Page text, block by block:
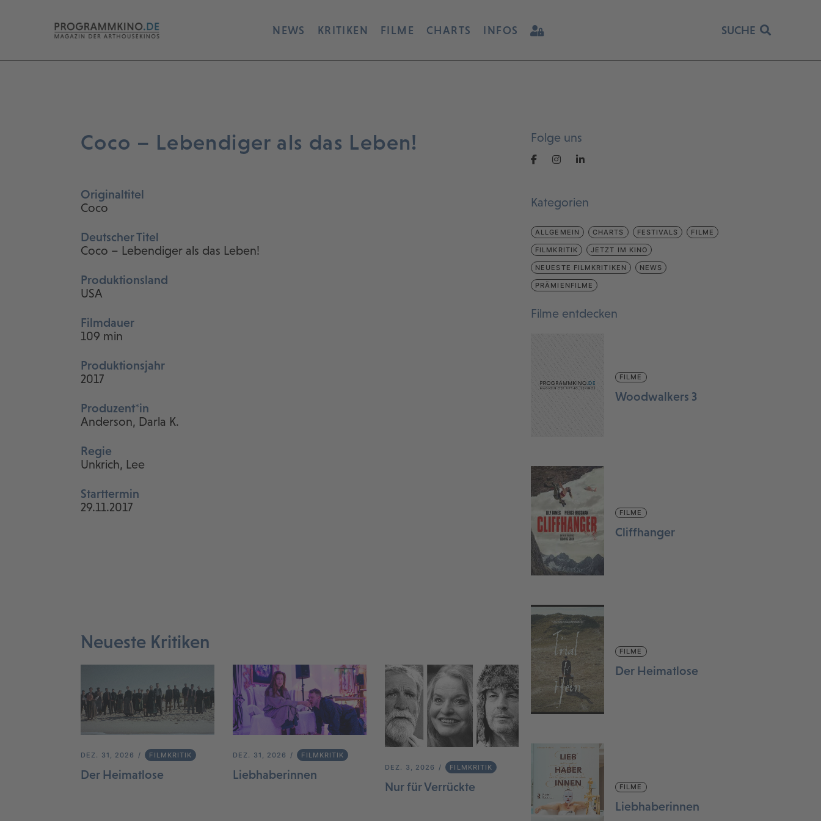
NEWS KRITIKEN FILME CHARTS INFOS SUCHE
Coco – Lebendiger als das Leben!
Originaltitel
Coco
Deutscher Titel
Coco – Lebendiger als das Leben!
Produktionsland
USA
Filmdauer
109 min
Produktionsjahr
2017
Produzent*in
Anderson, Darla K.
Regie
Unkrich, Lee
Starttermin
29.11.2017
Neueste Kritiken
DEZ. 31, 2026 FILMKRITIK
Der Heimatlose
DEZ. 31, 2026 FILMKRITIK
Liebhaberinnen
DEZ. 3, 2026 FILMKRITIK
Nur für Verrückte
Folge uns
Kategorien
ALLGEMEIN CHARTS FESTIVALS FILME
FILMKRITIK JETZT IM KINO
NEUESTE FILMKRITIKEN NEWS
PRÄMIENFILME
Filme entdecken
FILME
Woodwalkers 3
FILME
Cliffhanger
FILME
Der Heimatlose
FILME
Liebhaberinnen